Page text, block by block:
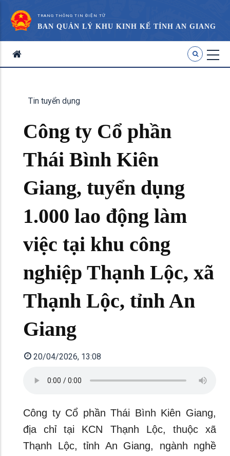
TRANG THÔNG TIN ĐIỆN TỬ
BAN QUẢN LÝ KHU KINH KẾ TỈNH AN GIANG
Tin tuyển dụng
Công ty Cổ phần
Thái Bình Kiên
Giang, tuyển dụng
1.000 lao động làm
việc tại khu công
nghiệp Thạnh Lộc, xã
Thạnh Lộc, tỉnh An
Giang
20/04/2026, 13:08
Công ty Cổ phần Thái Bình Kiên Giang,
địa chỉ tại KCN Thạnh Lộc, thuộc xã
Thạnh Lộc, tỉnh An Giang, ngành nghề